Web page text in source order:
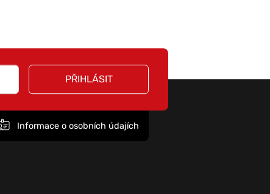
PŘIHLÁSIT
Informace o osobních údajích